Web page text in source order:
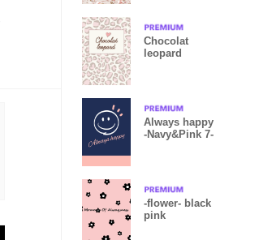
Chocolat
leopard
Always happy
-Navy&Pink 7-
-flower- black
pink